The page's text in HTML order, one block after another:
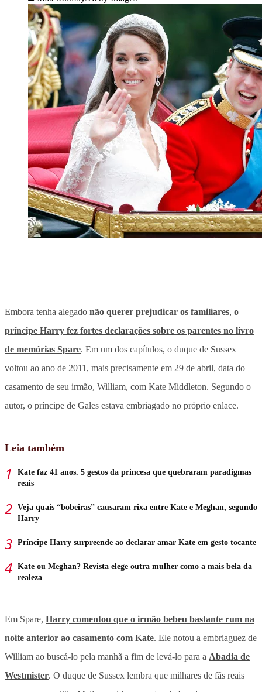
Embora tenha alegado não querer prejudicar os familiares, o
príncipe Harry fez fortes declarações sobre os parentes no livro
de memórias Spare. Em um dos capítulos, o duque de Sussex
voltou ao ano de 2011, mais precisamente em 29 de abril, data do
casamento de seu irmão, William, com Kate Middleton. Segundo o
autor, o príncipe de Gales estava embriagado no próprio enlace.
Leia também
Kate faz 41 anos. 5 gestos da princesa que quebraram paradigmas
reais
Veja quais “bobeiras” causaram rixa entre Kate e Meghan, segundo
Harry
Príncipe Harry surpreende ao declarar amar Kate em gesto tocante
Kate ou Meghan? Revista elege outra mulher como a mais bela da
realeza
Em Spare, Harry comentou que o irmão bebeu bastante rum na
noite anterior ao casamento com Kate. Ele notou a embriaguez de
William ao buscá-lo pela manhã a fim de levá-lo para a Abadia de
Westmister. O duque de Sussex lembra que milhares de fãs reais